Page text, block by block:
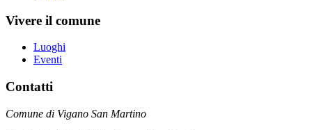
Vivere il comune
Luoghi
Eventi
Contatti
Comune di Vigano San Martino